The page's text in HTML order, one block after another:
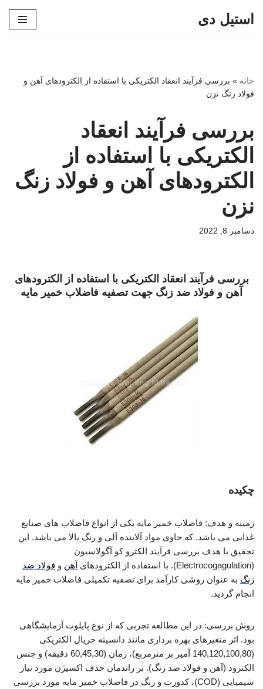
استیل دی
خانه » بررسی فرآیند انعقاد الکتریکی با استفاده از الکترودهای آهن و
فولاد زنگ نزن
بررسی فرآیند انعقاد
الکتریکی با استفاده از
الکترودهای آهن و فولاد زنگ
نزن
دسامبر 8, 2022
بررسی فرآیند انعقاد الکتریکی با استفاده از الکترودهای
آهن و فولاد ضد زنگ جهت تصفیه فاضلاب خمیر مایه
چکیده
زمینه و هدف: فاضلاب خمیر مایه یکی از انواع فاضلاب های صنایع
غذایی می باشد. که حاوی مواد آلاینده آلی و رنگ بالا می باشد. این
تحقیق با هدف بررسی فرآیند الکترو کو آگولاسیون
(Electrocogagulation). با استفاده از الکترودهای
آهن و فولاد ضد
زنگ به عنوان روشی کارآمد برای تصفیه تکمیلی فاضلاب خمیر مایه
انجام گردید.
روش بررسی: در این مطالعه تجربی که از نوع پایلوت آزمایشگاهی
بود. اثر متغیرهای بهره برداری مانند دانسیته جریال الکتریکی
(140,120,100,80 آمپر بر مترمربع)، زمان (60,45,30 دقیقه) و جنس
الکترود (آهن و فولاد ضد زنگ). بر راندمان حذف اکسیژن مورد نیاز
شیمیایی (COD)، کدورت و رنگ در فاضلاب خمیر مایه مورد بررسی